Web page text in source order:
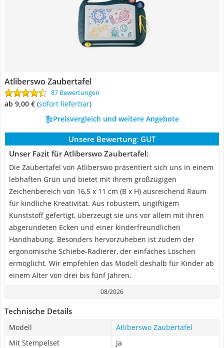
Atliberswo Zaubertafel
87 Bewertungen
ab 9,00 € ( Sofort lieferbar)
Preisvergleich und weitere Angebote
Unsere Bewertung: GUT
Unser Fazit für Atliberswo Zaubertafel:
Die Zaubertafel von Atliberswo präsentiert sich uns in einem
lebhaften Grün und bietet mit ihrem großzügigen
Zeichenbereich von 16,5 x 11 cm (B x H) ausreichend Raum
für kindliche Kreativität. Aus robustem, ungiftigem
Kunststoff gefertigt, überzeugt sie uns vor allem mit ihren
abgerundeten Ecken und einer kinderfreundlichen
Handhabung. Besonders hervorzuheben ist zudem der
ergonomische Schiebe-Radierer, der einfaches Löschen
ermöglicht. Wir empfehlen das Modell deshalb für Kinder ab
einem Alter von drei bis fünf Jahren.
08/2026
Technische Details
Modell
Atliberswo Zaubertafel
Mit Stempelset
Ja